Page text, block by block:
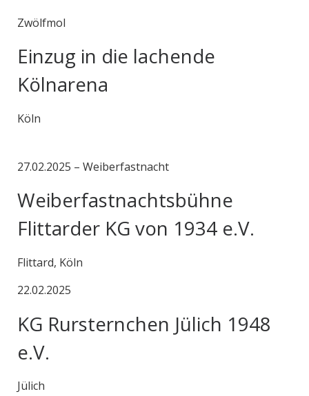
Zwölfmol
Einzug in die lachende
Kölnarena
Köln
27.02.2025 – Weiberfastnacht
Weiberfastnachtsbühne
Flittarder KG von 1934 e.V.
Flittard, Köln
22.02.2025
KG Rursternchen Jülich 1948
e.V.
Jülich